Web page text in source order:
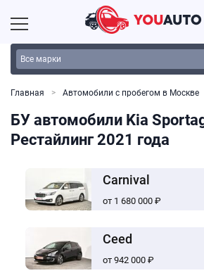
Главная Автомобили с пробегом в Москве
БУ автомобили Kia
Рестайлинг 2021 года
Carnival
от 1 680 000 ₽
Ceed
от 942 000 ₽